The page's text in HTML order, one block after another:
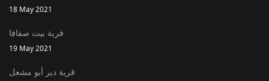
18 May 2021
قرية بيت صفافا
19 May 2021
قرية دير أبو مشعل